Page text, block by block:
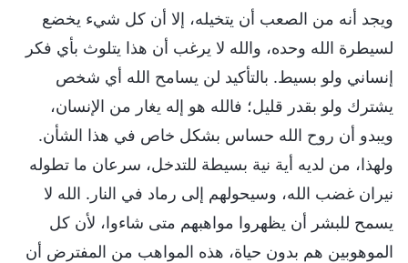
ويجد أنه من الصعب أن يتخيله، إلا أن كل شيء يخضع
لسيطرة الله وحده، والله لا يرغب أن هذا يتلوث بأي فكر
إنساني ولو بسيط. بالتأكيد لن يسامح الله أي شخص
يشترك ولو بقدر قليل؛ فالله هو إله يغار من الإنسان،
ويبدو أن روح الله حساس بشكل خاص في هذا الشأن.
ولهذا، من لديه أية نية بسيطة للتدخل، سرعان ما تطوله
نيران غضب الله، وسيحولهم إلى رماد في النار. الله لا
يسمح للبشر أن يظهروا مواهبهم متى شاءوا، لأن كل
الموهوبين هم بدون حياة، هذه المواهب من المفترض أن